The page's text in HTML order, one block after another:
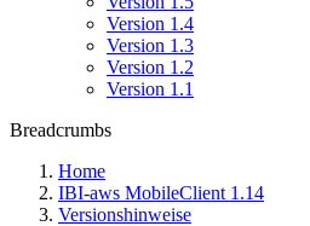
Version 1.4
Version 1.3
Version 1.2
Version 1.1
Breadcrumbs
Home
IBI-aws MobileClient 1.14
Versionshinweise